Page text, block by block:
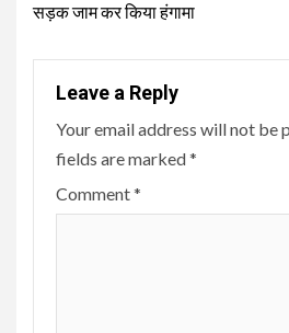
सड़क जाम कर किया हंगामा
Leave a Reply
Your email address will not be
fields are marked*
Comment*